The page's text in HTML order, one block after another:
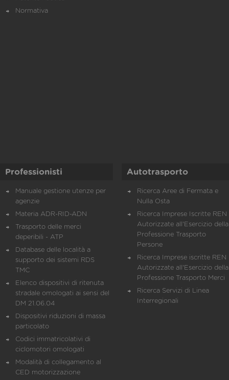
Normativa
Professionisti
Manuale gestione utenze per
agenzie
Materia ADR-RID-ADN
Trasporto delle merci
deperibili - ATP
Database delle località a
supporto dei sistemi RDS
TMC
Elenco dispositivi di ritenuta
stradale omologati ai sensi del
DM 21.06.04
Dispositivi riduzioni di massa
particolato
Codici immatricolativi di
ciclomotori omologati
Modalità di collegamento al
CED motorizzazione
Autotrasporto
Ricerca Aree di Fermata e
Nulla Osta
Ricerca Imprese Iscritte REN
Autorizzate all'Esercizio della
Professione Trasporto
Persone
Ricerca Imprese iscritte REN
Autorizzate all'Esercizio della
Professione Trasporto Merci
Ricerca Servizi di Linea
Interregionali